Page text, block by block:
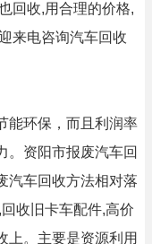
回收,用合理的价格,
来电咨询汽车回收
能环保，而且利润率
。资阳市报废汽车回
汽车回收方法相对落
收旧卡车配件,高价
上。主要是资源利用